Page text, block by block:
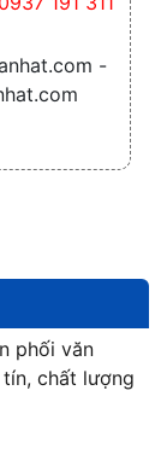
phối văn
chất lượng
-